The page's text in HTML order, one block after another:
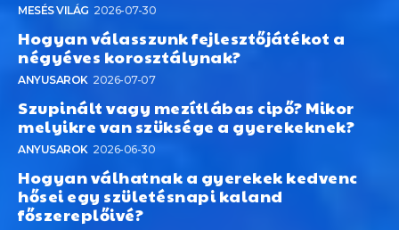
MESÉS VILÁG 2026-07-30
Hogyan válasszunk fejlesztőjátékot a
négyéves korosztálynak?
ANYUSAROK 2026-07-07
Szupinált vagy mezítlábas cipő? Mikor
melyikre van szüksége a gyerekeknek?
ANYUSAROK 2026-06-30
Hogyan válhatnak a gyerekek kedvenc
hősei egy születésnapi kaland
főszereplőivé?